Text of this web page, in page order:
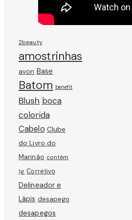
2beauty
amostrinhas
avon Base
Batom benefit
Blush boca
colorida
Cabelo Clube
do Livro do
Marinão contém
1g Corretivo
Delineador e
Lápis desapego
desapegos